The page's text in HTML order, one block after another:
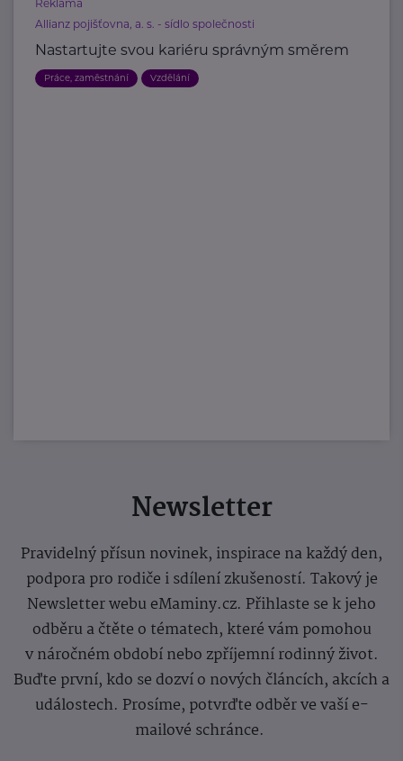
Reklama
Allianz pojišťovna, a. s. - sídlo společnosti
Nastartujte svou kariéru správným směrem
Práce, zaměstnání Vzdělání
Newsletter
Pravidelný přísun novinek, inspirace na každý den,
podpora pro rodiče i sdílení zkušeností. Takový je
Newsletter webu eMaminy.cz. Přihlaste se k jeho
odběru a čtěte o tématech, které vám pomohou
v náročném období nebo zpříjemní rodinný život.
Buďte první, kdo se dozví o nových článcích, akcích a
událostech. Prosíme, potvrďte odběr ve vaší e-
mailové schránce.